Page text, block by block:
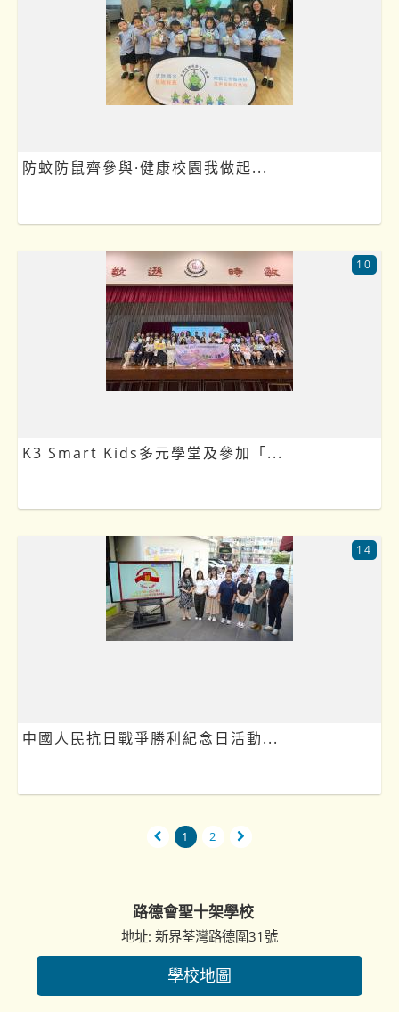
防蚊防鼠齊參與·健康校園我做起...
K3 Smart Kids多元學堂及參加「...
10
中國人民抗日戰爭勝利紀念日活動...
14
1 2
路德會聖十架學校
地址: 新界荃灣路德圍31號
學校地圖